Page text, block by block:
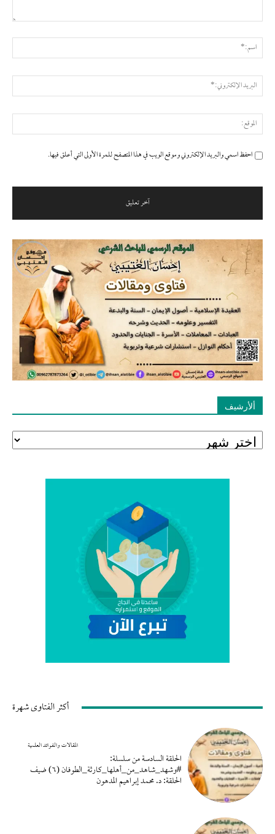
التعليق:
احفظ اسمي والبريد الإلكتروني وموقع الويب في هذا المتصفح للمرة الأولى التي أعلق فيها.
ألأرشيف
ألأرشيف
أكثر الفتاوى شهرة
المقالات والفوائد العلمية
الحلقة السادسة من سلسلة:
#وشهد_شاهد_من_أهلها_كارثة_الطوفان (٦) ضيف
الحلقة: د. محمد إبراهيم المدهون